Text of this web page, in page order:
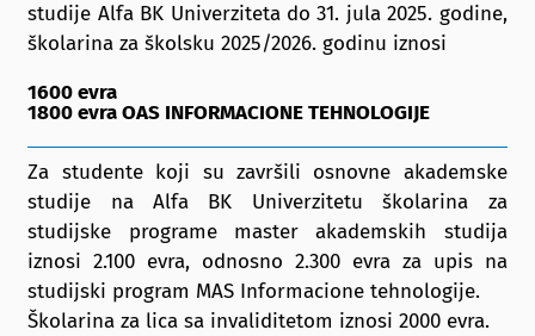
studije Alfa BK Univerziteta do 31. jula 2025. godine,
školarina za školsku 2025/2026. godinu iznosi
1600 evra
1800 evra OAS INFORMACIONE TEHNOLOGIJE
Za studente koji su završili osnovne akademske
studije na Alfa BK Univerzitetu školarina za
studijske programe master akademskih studija
iznosi 2.100 evra, odnosno 2.300 evra za upis na
studijski program MAS Informacione tehnologije.
Školarina za lica sa invaliditetom iznosi 2000 evra.